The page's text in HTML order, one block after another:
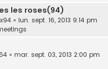
les roses(94)
« lun. sept. 16, 2013 9:14 pm
« mar. sept. 03, 2013 2:00 pm